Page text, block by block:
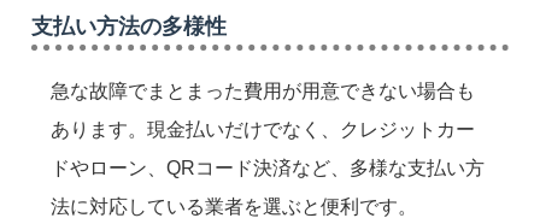
支払い方法の多様性
急な故障でまとまった費用が用意できない場合も
あります。現金払いだけでなく、クレジットカー
ドやローン、QRコード決済など、多様な支払い方
法に対応している業者を選ぶと便利です。